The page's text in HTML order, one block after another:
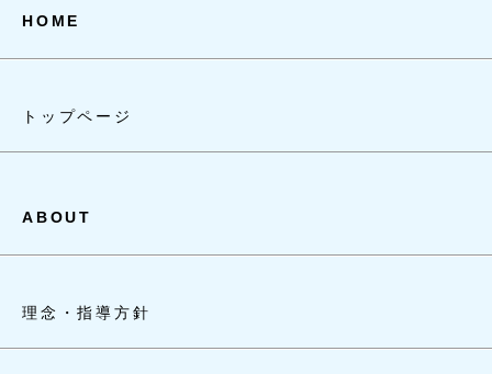
HOME
トップページ
ABOUT
理念・指導方針